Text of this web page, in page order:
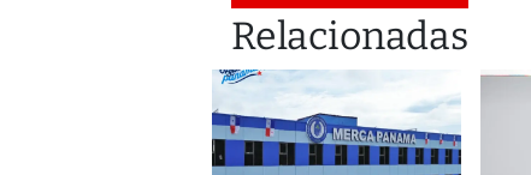
Relacionadas